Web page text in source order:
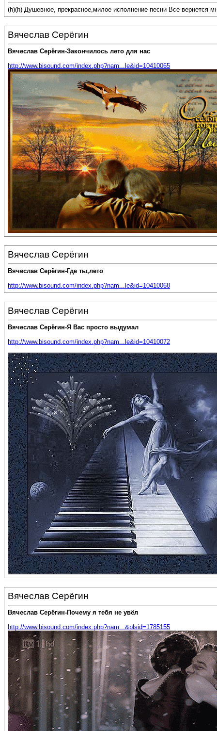
(h)(h) Душевное, прекрасное,милое исполнение песни Все вернется
Вячеслав Серёгин
Вячеслав Серёгин-Закончилось лето для нас
http://www.bisound.com/index.php?nam...le&id=10410065
Вячеслав Серёгин
Вячеслав Серёгин-Где ты,лето
http://www.bisound.com/index.php?nam...le&id=10410068
Вячеслав Серёгин
Вячеслав Серёгин-Я Вас просто выдумал
http://www.bisound.com/index.php?nam...le&id=10410072
Вячеслав Серёгин
Вячеслав Серёгин-Почему я тебя не увёл
http://www.bisound.com/index.php?nam...&plsid=1785155